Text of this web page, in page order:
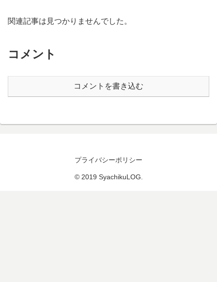
関連記事は見つかりませんでした。
コメント
コメントを書き込む
プライバシーポリシー
© 2019 SyachikuLOG.